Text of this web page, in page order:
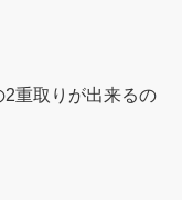
重取りが出来るの